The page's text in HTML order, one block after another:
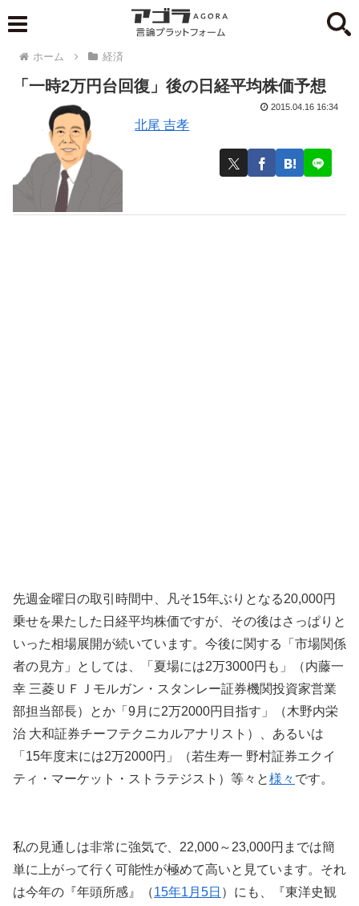
ホーム 経済
「一時2万円台回復」後の日経平均株価予想
北尾 吉孝
2015.04.16 16:34
先週金曜日の取引時間中、凡そ15年ぶりとなる20,000円
乗せを果たした日経平均株価ですが、その後はさっぱりと
いった相場展開が続いています。今後に関する「市場関係
者の見方」としては、「夏場には2万3000円も」（内藤一
幸 三菱ＵＦＪモルガン・スタンレー証券機関投資家営業
部担当部長）とか「9月に2万2000円目指す」（木野内栄
治 大和証券チーフテクニカルアナリスト）、あるいは
「15年度末には2万2000円」（若生寿一 野村証券エクイ
ティ・マーケット・ストラテジスト）等々と様々 です。
私の見通しは非常に強気で、22,000～23,000円までは簡
単に上がって行く可能性が極めて高いと見ています。それ
は今年の『年頭所感』（15年1月5日 ）にも、『東洋史観